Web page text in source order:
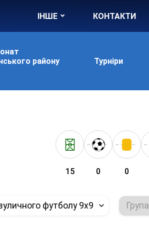
ІНШЕ КОНТАКТИ
району
Турніри
15 0 0
футболу 9х9 Група